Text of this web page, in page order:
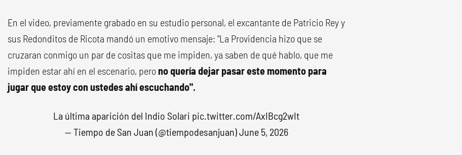
En el video, previamente grabado en su estudio personal, el excantante de Patricio Rey y
sus Redonditos de Ricota mandó un emotivo mensaje: "La Providencia hizo que se
cruzaran conmigo un par de cositas que me impiden, ya saben de qué hablo, que me
impiden estar ahí en el escenario, pero no quería dejar pasar este momento para
jugar que estoy con ustedes ahí escuchando".
La última aparición del Indio Solari pic.twitter.com/AxIBcg2wIt
— Tiempo de San Juan (@tiempodesanjuan)June 5, 2026